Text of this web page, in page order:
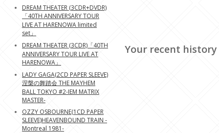
Your recent history
DREAM THEATER (3CDR+DVDR)
「40TH ANNIVERSARY TOUR
LIVE AT HARENOWA limited
set」
DREAM THEATER (3CDR)「40TH
ANNIVERSARY TOUR LIVE AT
HARENOWA」
LADY GAGA(2CD PAPER SLEEVE)
涅槃の舞踏会 THE MAYHEM
BALL TOKYO #2-IEM MATRIX
MASTER-
OZZY OSBOURNE(1CD PAPER
SLEEVE)HEAVENBOUND TRAIN -
Montreal 1981-